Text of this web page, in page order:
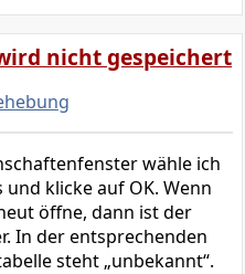
nicht gespeichert
wähle ich
klicke auf OK. Wenn
öffne, dann ist der
In der entsprechenden
steht „unbekannt“.